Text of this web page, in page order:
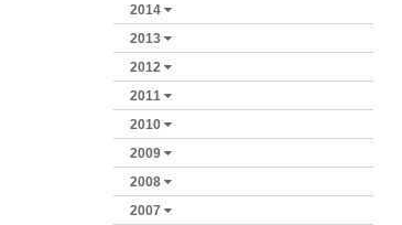
2014
2013
2012
2011
2010
2009
2008
2007